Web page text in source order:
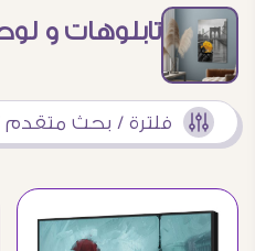
تابلوهات و
فلترة / بحث متقدم